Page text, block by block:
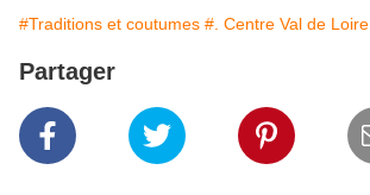
#Traditions et coutumes #. Centre Val de Loire
Partager